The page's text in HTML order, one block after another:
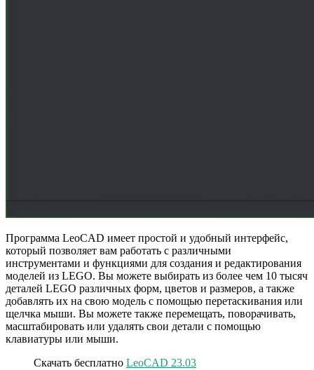
Программа LeoCAD имеет простой и удобный интерфейс,
который позволяет вам работать с различными
инструментами и функциями для создания и редактирования
моделей из LEGO. Вы можете выбирать из более чем 10 тысяч
деталей LEGO различных форм, цветов и размеров, а также
добавлять их на свою модель с помощью перетаскивания или
щелчка мыши. Вы можете также перемещать, поворачивать,
масштабировать или удалять свои детали с помощью
клавиатуры или мыши.
Скачать бесплатно LeoCAD 23.03